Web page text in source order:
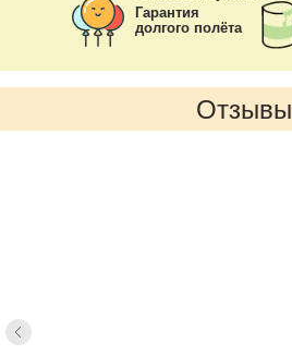
Гарантия
долгого полёта
Отзывы